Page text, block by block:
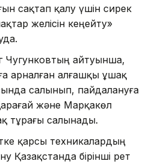
сақтап қалу үшін сирек
желісін кеңейту»
айтуынша,
арналған алғашқы ұшақ
салынып, пайдалануға
және Марқакөл
тұрағы салынады.
қарсы техникалардың
Қазақстанда бірінші рет